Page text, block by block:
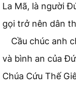
La Mã, là người
gọi trở nên dân
Cầu chúc anh
và bình an của
Chúa Cứu Thế